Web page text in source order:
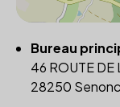
Bureau
46 ROUTE DE
28250